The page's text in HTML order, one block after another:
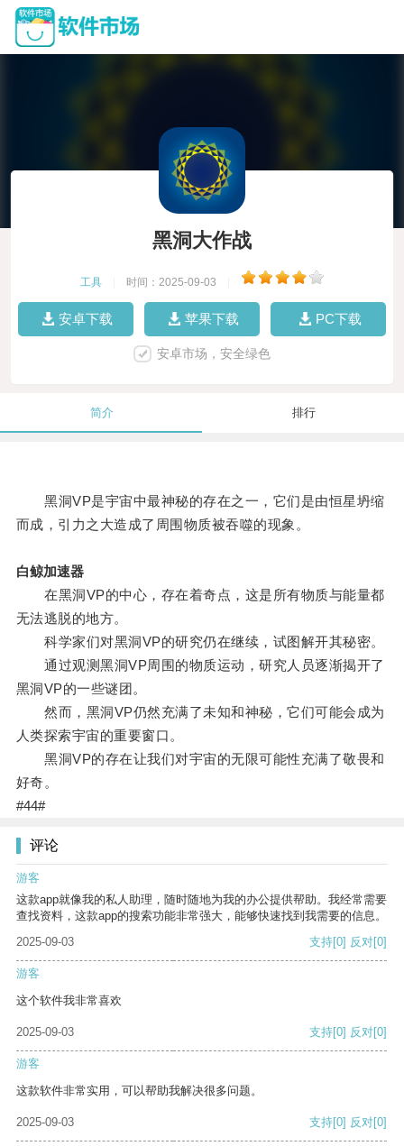
黑洞大作战
工具 时间：2025-09-03
安卓下载 苹果下载 PC下载
安卓市场，安全绿色
简介 排行
黑洞VP是宇宙中最神秘的存在之一，它们是由恒星坍缩
而成，引力之大造成了周围物质被吞噬的现象。
白鲸加速器
在黑洞VP的中心，存在着奇点，这是所有物质与能量都
无法逃脱的地方。
科学家们对黑洞VP的研究仍在继续，试图解开其秘密。
通过观测黑洞VP周围的物质运动，研究人员逐渐揭开了
黑洞VP的一些谜团。
然而，黑洞VP仍然充满了未知和神秘，它们可能会成为
人类探索宇宙的重要窗口。
黑洞VP的存在让我们对宇宙的无限可能性充满了敬畏和
好奇。
#44#
评论
游客
这款app就像我的私人助理，随时随地为我的办公提供帮助。我经常需要
查找资料，这款app的搜索功能非常强大，能够快速找到我需要的信息。
2025-09-03
支持[0] 反对[0]
游客
这个软件我非常喜欢
2025-09-03 支持[0] 反对[0]
游客
这款软件非常实用，可以帮助我解决很多问题。
2025-09-03 支持[0] 反对[0]